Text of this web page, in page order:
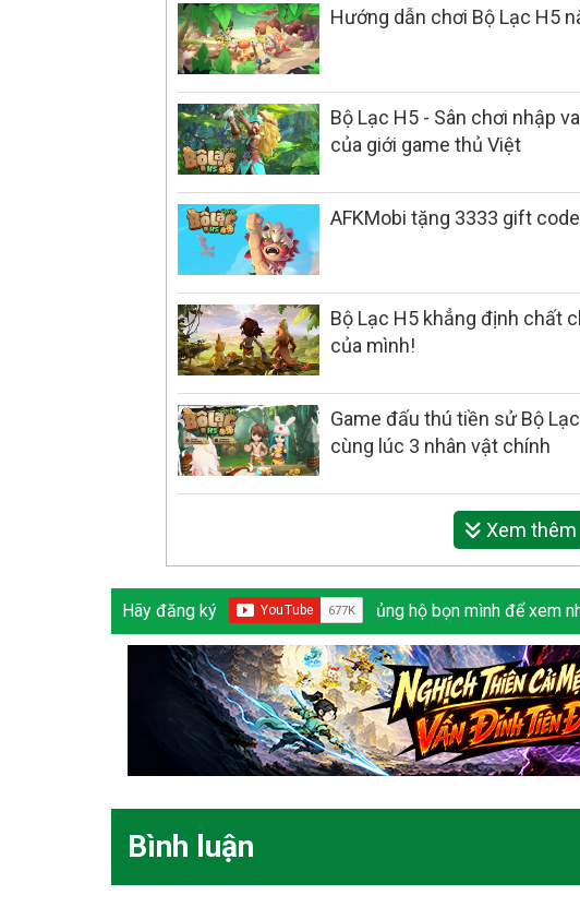
Hướng dẫn chơi Bộ Lạc H5
Bộ Lạc H5 - Sân chơi nhập
của giới game thủ Việt
AFKMobi tặng 3333 gift
Bộ Lạc H5 khẳng định chất
của mình!
Game đấu thú tiền sử Bộ
cùng lúc 3 nhân vật chính
Xem thêm
Hãy đăng ký ủng hộ bọn mình để xem
Bình luận